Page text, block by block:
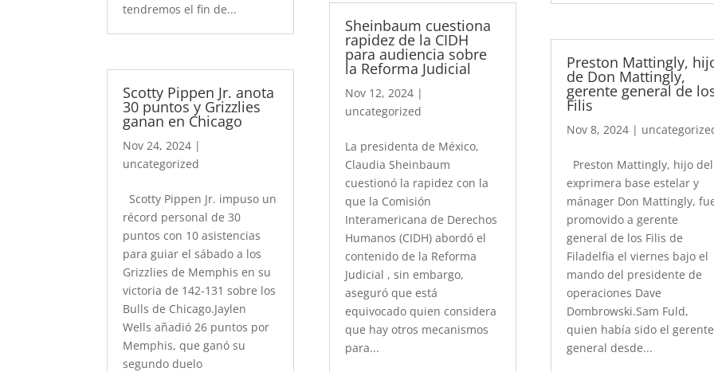
tendremos el fin de...
Scotty Pippen Jr. anota
30 puntos y Grizzlies
ganan en Chicago
Nov 24, 2024 |
uncategorized
Scotty Pippen Jr. impuso un
récord personal de 30
puntos con 10 asistencias
para guiar el sábado a los
Grizzlies de Memphis en su
victoria de 142-131 sobre los
Bulls de Chicago.Jaylen
Wells añadió 26 puntos por
Memphis, que ganó su
segundo duelo
Sheinbaum cuestiona
rapidez de la CIDH
para audiencia sobre
la Reforma Judicial
Nov 12, 2024|
uncategorized
La presidenta de México,
Claudia Sheinbaum
cuestionó la rapidez con la
que la Comisión
Interamericana de Derechos
Humanos (CIDH) abordó el
contenido de la Reforma
Judicial , sin embargo,
aseguró que está
equivocado quien considera
que hay otros mecanismos
para...
Preston Mattingly,
de Don Mattingly,
gerente general de
Filis
Nov 8, 2024 |
Preston Mattingly, hijo del
exprimera base estelar y
mánager Don Mattingly,
promovido a gerente
general de los Filis de
Filadelfia el viernes bajo el
mando del presidente de
operaciones Dave
Dombrowski.Sam Fuld,
quien había sido el gerente
general desde...